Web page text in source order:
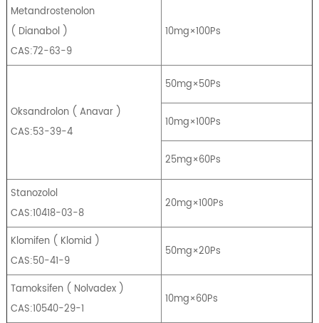
Metandrostenolon
( Dianabol )
CAS:72-63-9
10mg×100Ps
Oksandrolon ( Anavar )
CAS:53-39-4
50mg×50Ps
10mg×100Ps
25mg×60Ps
Stanozolol
CAS:10418-03-8
20mg×100Ps
Klomifen ( Klomid )
CAS:50-41-9
50mg×20Ps
Tamoksifen ( Nolvadex )
CAS:10540-29-1
10mg×60Ps